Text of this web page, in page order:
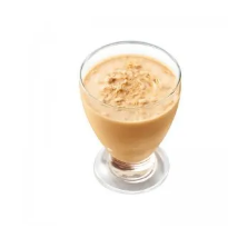
ました。3段階でゆっくり吸収する
加工で、持続力を高めています。程
よい酸味で食べやすい、レモン＆ラ
イム風味です。*1 : 社団法人全国清
涼飲料工業会の取り決めに基づきレ
モン果実1個（120g）当り20mgと
して可食部換算した場合。